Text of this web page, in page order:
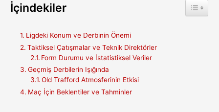
İçindekiler Toggle
Ligdeki Konum ve Derbinin Önemi
Taktiksel Çatışmalar ve Teknik Direktörler
Form Durumu ve İstatistiksel Veriler
Geçmiş Derbilerin Işığında
Old Trafford Atmosferinin Etkisi
Maç İçin Beklentiler ve Tahminler